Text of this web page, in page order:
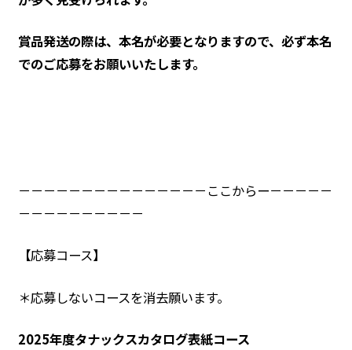
賞品発送の際は、本名が必要となりますので、必ず本名
でのご応募をお願いいたします。
－－－－－－－－－－－－－－－ここからー－－－－－
－－－－－－－－－－
【応募コース】
＊応募しないコースを消去願います。
2025年度タナックスカタログ表紙コース